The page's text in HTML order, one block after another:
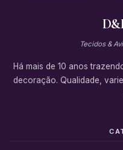
Tecidos &
Há mais de 10 anos
decoração. Qualidade,